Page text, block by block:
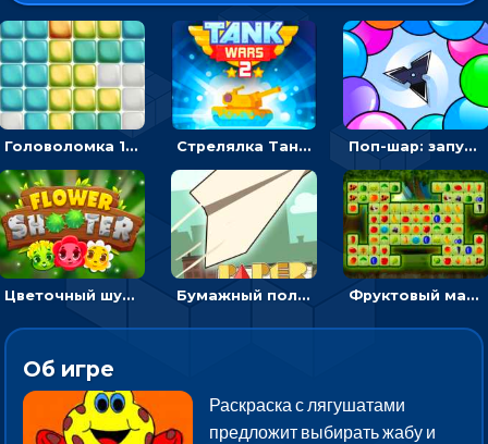
Головоломка 10х10 Стрелялка Танковые войны: бить по танку врага, чтобы уничтожить зло Поп-шар: запускать колючку, чтобы лопать воздушные шарики
Цветочный шутер: стрелять пчелками по цветам Бумажный полет: бросай самолетик и собери бонусы Фруктовый маджонг - найти одинаковые плитки головоломки
Об игре
Раскраска с лягушатами
предложит выбирать жабу и